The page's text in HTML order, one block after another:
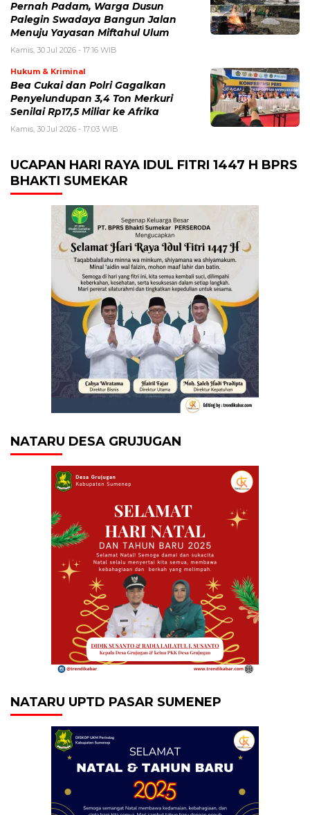
Pernah Padam, Warga Dusun
Palegin Swadaya Bangun Jalan
Menuju Yayasan Miftahul Ulum
Kamis, 30 Jul 2026 - 17:16 WIB
Hukum & Kriminal
Bea Cukai dan Polri Gagalkan
Penyelundupan 3,4 Ton Merkuri
Senilai Rp17,5 Miliar ke Afrika
Kamis, 30 Jul 2026 - 17:03 WIB
UCAPAN HARI RAYA IDUL FITRI 1447 H BPRS
BHAKTI SUMEKAR
NATARU DESA GRUJUGAN
NATARU UPTD PASAR SUMENEP